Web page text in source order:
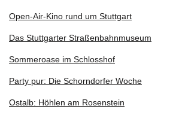
Open-Air-Kino rund um Stuttgart
Das Stuttgarter Straßenbahnmuseum
Sommeroase im Schlosshof
Party pur: Die Schorndorfer Woche
Ostalb: Höhlen am Rosenstein